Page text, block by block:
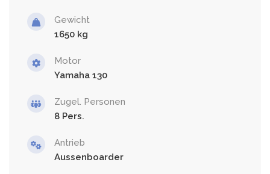
Gewicht
1650
Motor
Yamaha 130
Zugel. Personen
8
Antrieb
Aussenboarder